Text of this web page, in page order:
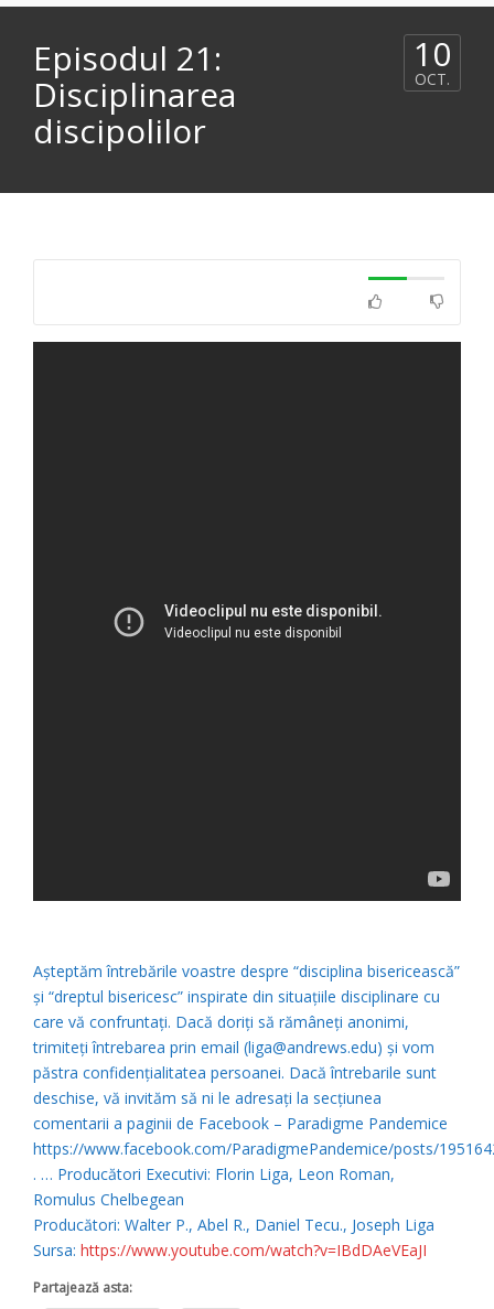
Episodul 21:
Disciplinarea
discipolilor
10
OCT.
Așteptăm întrebările voastre despre “disciplina bisericească”
și “dreptul bisericesc” inspirate din situațiile disciplinare cu
care vă confruntați. Dacă doriți să rămâneți anonimi,
trimiteți întrebarea prin email (liga@andrews.edu) și vom
păstra confidențialitatea persoanei. Dacă întrebarile sunt
deschise, vă invităm să ni le adresați la secțiunea
comentarii a paginii de Facebook – Paradigme Pandemice
https://www.facebook.com/ParadigmePandemice/posts/
. … Producători Executivi: Florin Liga, Leon Roman,
Romulus Chelbegean
Producători: Walter P., Abel R., Daniel Tecu., Joseph Liga
Sursa: https://www.youtube.com/watch?v=IBdDAeVEaJI
Partajează asta: